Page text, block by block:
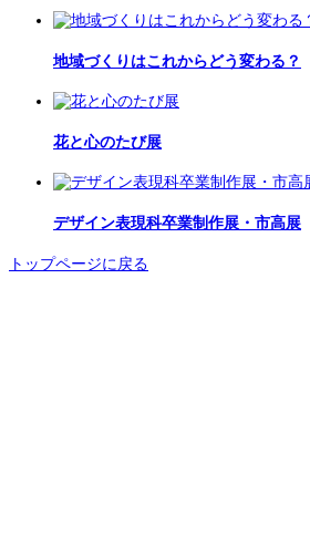
地域づくりはこれからどう変わる？
花と心のたび展
デザイン表現科卒業制作展・市高展
トップページに戻る